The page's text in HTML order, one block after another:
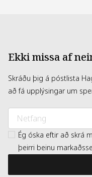
Ekki missa af
Skráðu þig á póstlista
að fá upplýsingar um
Ég óska eftir að skrá
þeirri beinu